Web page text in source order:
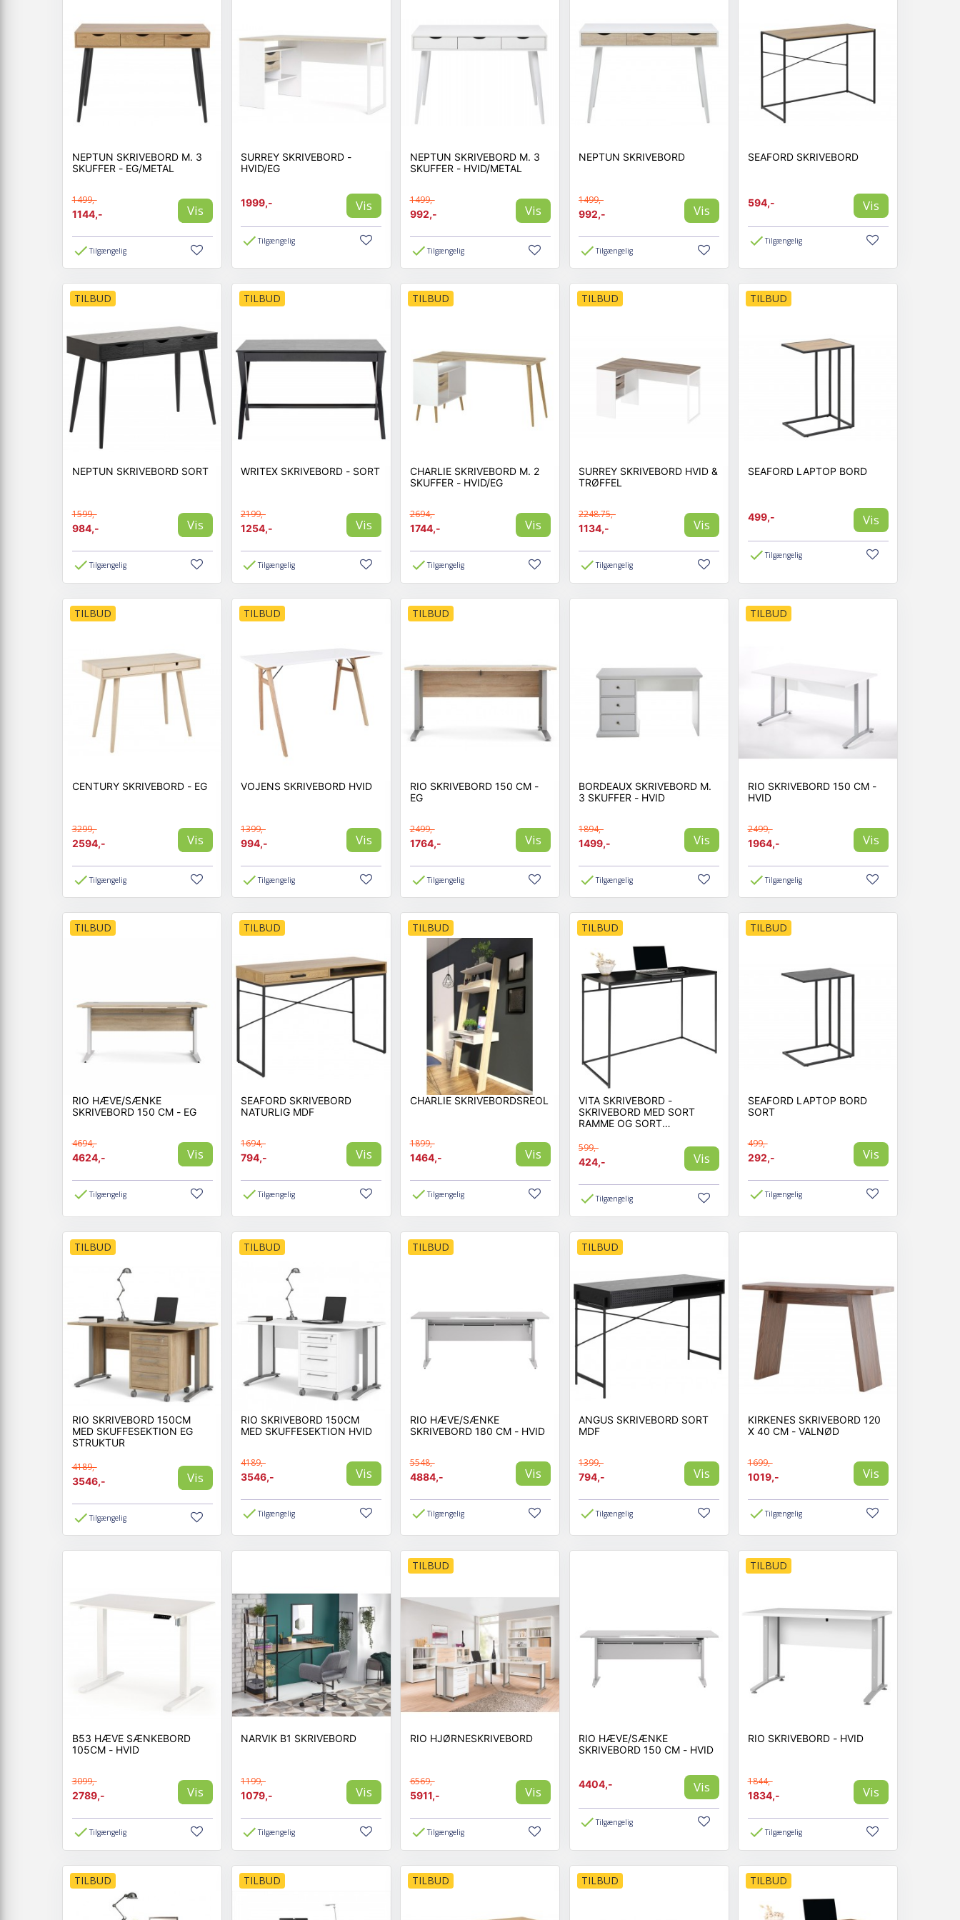
afbetaling. På den måde kan du let få møbleret hjemmet eller hjemmekontoret i en fart - tilmed uden at skulle betale renter.
Du har naturligvis 14 dages returret, når du handler hos Biva. Vi har gjort det let at handle online.
Hurtig levering
Find lækker og praktisk møblering i en fart - køb et skrivebord lige her med hurtig levering.
2. Lave priser
3. Høj kvalitet
Vores webshop er e-mærket. Handl trygt og sikkert med Biva online. Vi tager din indretning til nye højder - uanset om det drejer sig om møbler til
teenageren, mor og far eller de mindste. Tag også et kig på vores populære kontorstole, reoler, kassetter og rumdelere - altid med lave priser, når du
handler hos os.
NEPTUN SKRIVEBORD M. 3
SKUFFER - EG/METAL
1499,-
1144,-
Vis
Tilgængelig
SURREY SKRIVEBORD -
HVID/EG
1999,- Vis
Tilgængelig
NEPTUN SKRIVEBORD M. 3
SKUFFER - HVID/METAL
1499,-
992,-
Vis
Tilgængelig
NEPTUN SKRIVEBORD
1499,-
992,-
Vis
Tilgængelig
SEAFORD SKRIVEBORD
594,- Vis
Tilgængelig
TILBUD
NEPTUN SKRIVEBORD SORT
1599,-
984,-
Vis
Tilgængelig
TILBUD
WRITEX SKRIVEBORD - SORT
2199,-
1254,-
Vis
Tilgængelig
TILBUD
CHARLIE SKRIVEBORD M. 2
SKUFFER - HVID/EG
2694,-
1744,-
Vis
Tilgængelig
TILBUD
SURREY SKRIVEBORD HVID &
TRØFFEL
2248.75,-
1134,-
Vis
Tilgængelig
TILBUD
SEAFORD LAPTOP BORD
499,- Vis
Tilgængelig
TILBUD
CENTURY SKRIVEBORD - EG
3299,-
2594,-
Vis
Tilgængelig
TILBUD
VOJENS SKRIVEBORD HVID
1399,-
994,-
Vis
Tilgængelig
TILBUD
RIO SKRIVEBORD 150 CM -
EG
2499,-
1764,-
Vis
Tilgængelig
BORDEAUX SKRIVEBORD M.
3 SKUFFER - HVID
1894,-
1499,-
Vis
Tilgængelig
TILBUD
RIO SKRIVEBORD 150 CM -
HVID
2499,-
1964,-
Vis
Tilgængelig
TILBUD
RIO HÆVE/SÆNKE
SKRIVEBORD 150 CM - EG
4694,-
4624,-
Vis
Tilgængelig
TILBUD
SEAFORD SKRIVEBORD
NATURLIG MDF
1694,-
794,-
Vis
Tilgængelig
TILBUD
CHARLIE SKRIVEBORDSREOL
1899,-
1464,-
Vis
Tilgængelig
TILBUD
VITA SKRIVEBORD -
SKRIVEBORD MED SORT
RAMME OG SORT
599,-
424,-
Vis
Tilgængelig
TILBUD
SEAFORD LAPTOP BORD
SORT
499,-
292,-
Vis
Tilgængelig
TILBUD
RIO SKRIVEBORD 150CM
MED SKUFFESEKTION EG
STRUKTUR
4189,-
3546,-
Vis
Tilgængelig
TILBUD
RIO SKRIVEBORD 150CM
MED SKUFFESEKTION HVID
4189,-
3546,-
Vis
Tilgængelig
TILBUD
RIO HÆVE/SÆNKE
SKRIVEBORD 180 CM - HVID
5548,-
4884,-
Vis
Tilgængelig
TILBUD
ANGUS SKRIVEBORD SORT
MDF
1399,-
794,-
Vis
Tilgængelig
KIRKENES SKRIVEBORD 120
X 40 CM - VALNØD
1699,-
1019,-
Vis
Tilgængelig
B53 HÆVE SÆNKEBORD
105CM - HVID
3099,-
2789,-
Vis
Tilgængelig
NARVIK B1 SKRIVEBORD
1199,-
1079,-
Vis
Tilgængelig
TILBUD
RIO HJØRNESKRIVEBORD
6569,-
5911,-
Vis
Tilgængelig
RIO HÆVE/SÆNKE
SKRIVEBORD 150 CM - HVID
4404,- Vis
Tilgængelig
TILBUD
RIO SKRIVEBORD - HVID
1844,-
1834,-
Vis
Tilgængelig
TILBUD TILBUD TILBUD TILBUD TILBUD